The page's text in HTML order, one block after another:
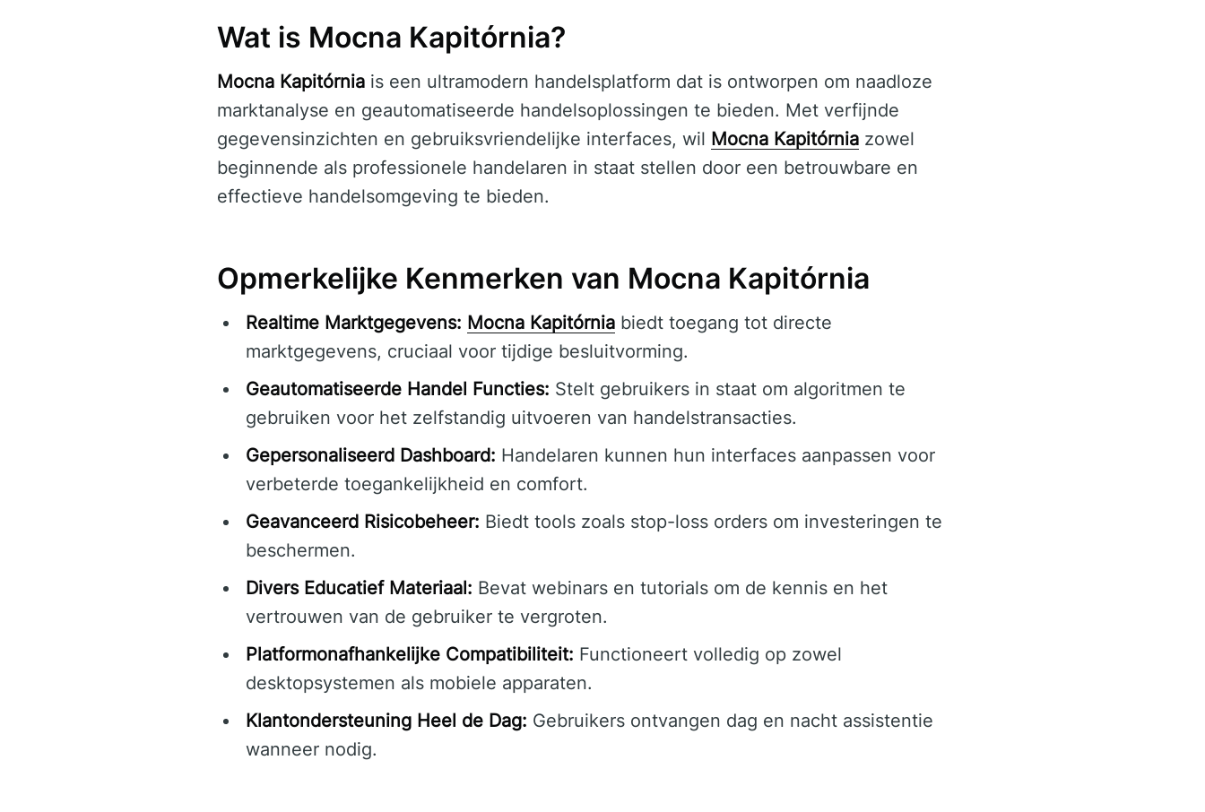
Wat is Mocna Kapitórnia?
Mocna Kapitórnia is een ultramodern handelsplatform dat is ontworpen om naadloze
marktanalyse en geautomatiseerde handelsoplossingen te bieden. Met verfijnde
gegevensinzichten en gebruiksvriendelijke interfaces, wil Mocna Kapitórnia zowel
beginnende als professionele handelaren in staat stellen door een betrouwbare en
effectieve handelsomgeving te bieden.
Opmerkelijke Kenmerken van Mocna Kapitórnia
Realtime Marktgegevens: Mocna Kapitórnia biedt toegang tot directe
marktgegevens, cruciaal voor tijdige besluitvorming.
Geautomatiseerde Handel Functies: Stelt gebruikers in staat om algoritmen te
gebruiken voor het zelfstandig uitvoeren van handelstransacties.
Gepersonaliseerd Dashboard: Handelaren kunnen hun interfaces aanpassen voor
verbeterde toegankelijkheid en comfort.
Geavanceerd Risicobeheer: Biedt tools zoals stop-loss orders om investeringen te
beschermen.
Divers Educatief Materiaal: Bevat webinars en tutorials om de kennis en het
vertrouwen van de gebruiker te vergroten.
Platformonafhankelijke Compatibiliteit: Functioneert volledig op zowel
desktopsystemen als mobiele apparaten.
Klantondersteuning Heel de Dag: Gebruikers ontvangen dag en nacht assistentie
wanneer nodig.